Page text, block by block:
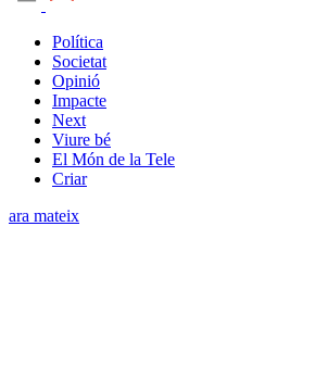
Política
Societat
Opinió
Impacte
Next
Viure bé
El Món de la Tele
Criar
ara mateix